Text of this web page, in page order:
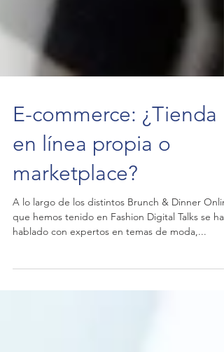
E-commerce: ¿Tienda
en línea propia o
marketplace?
que hemos tenido en Fashion Digital Talks se ha
hablado con expertos en temas de moda,...